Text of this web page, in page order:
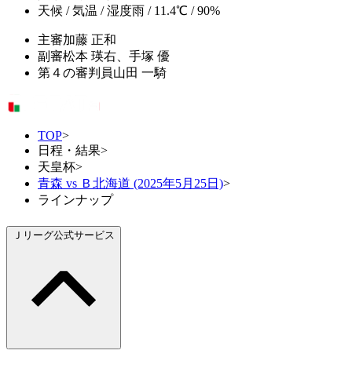
天候 / 気温 / 湿度雨 / 11.4℃ / 90%
主審加藤 正和
副審松本 瑛右、手塚 優
第４の審判員山田 一騎
TOP>
日程・結果>
天皇杯>
青森 vs Ｂ北海道 (2025年5月25日)>
ラインナップ
Ｊリーグ公式サービス